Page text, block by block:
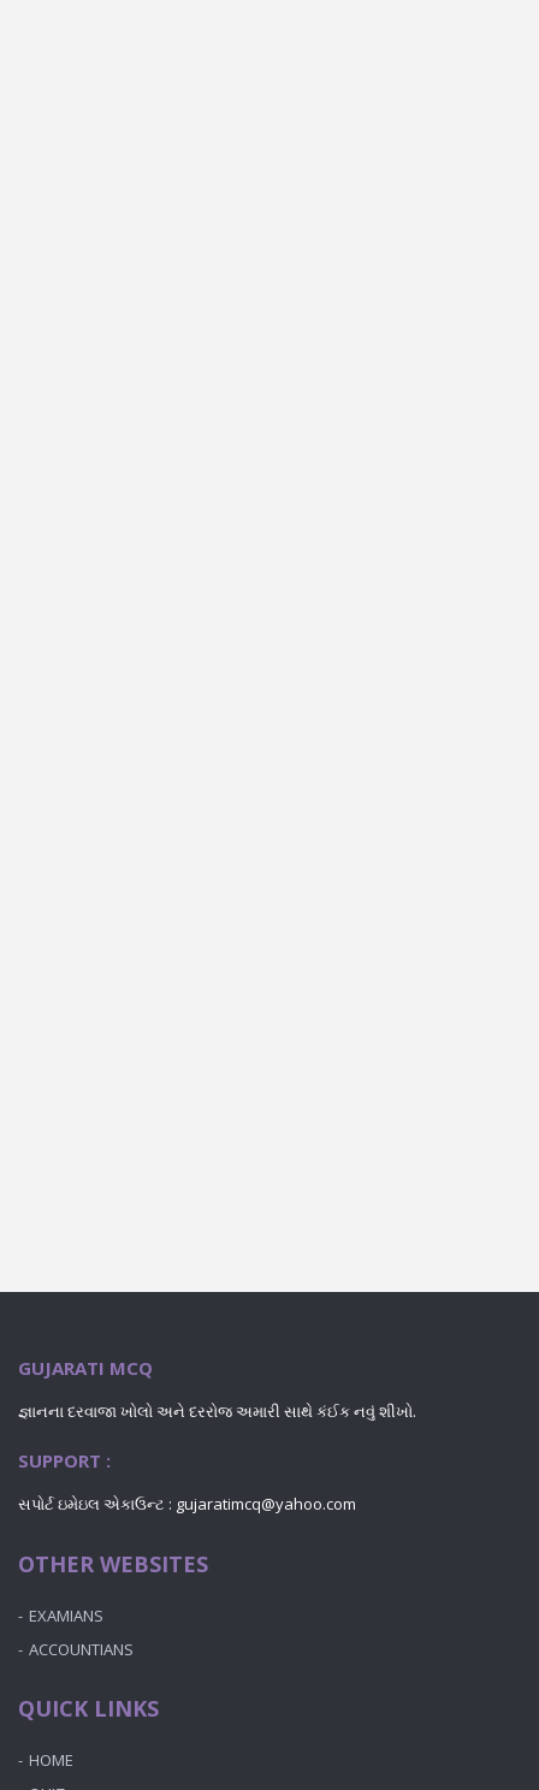
GUJARATI MCQ
જ્ઞાનના દરવાજા ખોલો અને દરરોજ અમારી સાથે કંઈક નવું શીખો.
SUPPORT :
સપોર્ટ ઇમેઇલ એકાઉન્ટ : gujaratimcq@yahoo.com
OTHER WEBSITES
EXAMIANS
ACCOUNTIANS
QUICK LINKS
HOME